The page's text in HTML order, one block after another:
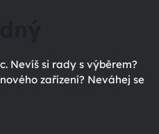
Nevíš si rady s výběrem?
zařízení? Neváhej se